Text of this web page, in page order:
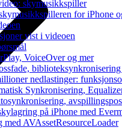
skymusikkspiller
for iPhone
vist i videoen
VoiceOver og mer
nedlastinger:
Synkronisering,
på iPhone med
AVAssetResourceLoader